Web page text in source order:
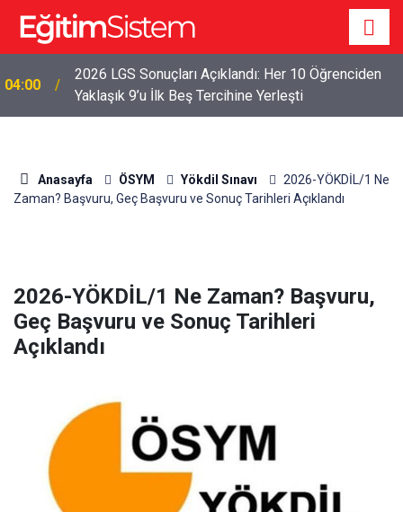
04:00
2026 LGS Sonuçları Açıklandı: Her 10 Öğrenciden
Yaklaşık 9’u İlk Beş Tercihine Yerleşti
Anasayfa ÖSYM Yökdil Sınavı
2026-YÖKDİL/1 Ne
Zaman? Başvuru, Geç Başvuru ve Sonuç Tarihleri Açıklandı
2026-YÖKDİL/1 Ne Zaman? Başvuru,
Geç Başvuru ve Sonuç Tarihleri
Açıklandı